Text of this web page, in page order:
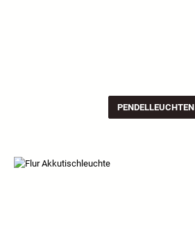
PENDELLEUCHTEN